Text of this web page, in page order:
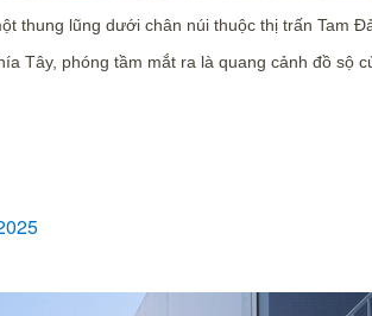
thung lũng dưới chân núi thuộc thị trấn Tam
Tây, phóng tầm mắt ra là quang cảnh đồ sộ